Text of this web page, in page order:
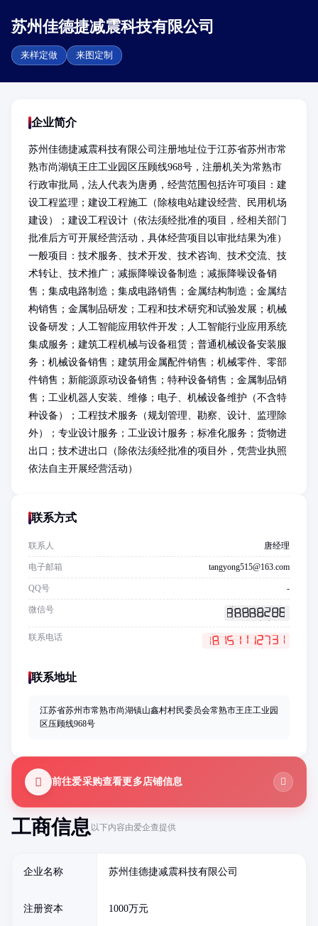
苏州佳德捷减震科技有限公司
来样定做 来图定制
工商信息以下内容由爱企查提供
企业名称 苏州佳德捷减震科技有限公司
注册资本 1000万元
企业简介
苏州佳德捷减震科技有限公司注册地址位于江苏省苏州市常
熟市尚湖镇王庄工业园区压顾线968号，注册机关为常熟市
行政审批局，法人代表为唐勇，经营范围包括许可项目：建
设工程监理；建设工程施工（除核电站建设经营、民用机场
建设）；建设工程设计（依法须经批准的项目，经相关部门
批准后方可开展经营活动，具体经营项目以审批结果为准）
一般项目：技术服务、技术开发、技术咨询、技术交流、技
术转让、技术推广；减振降噪设备制造；减振降噪设备销
售；集成电路制造；集成电路销售；金属结构制造；金属结
构销售；金属制品研发；工程和技术研究和试验发展；机械
设备研发；人工智能应用软件开发；人工智能行业应用系统
集成服务；建筑工程机械与设备租赁；普通机械设备安装服
务；机械设备销售；建筑用金属配件销售；机械零件、零部
件销售；新能源原动设备销售；特种设备销售；金属制品销
售；工业机器人安装、维修；电子、机械设备维护（不含特
种设备）；工程技术服务（规划管理、勘察、设计、监理除
外）；专业设计服务；工业设计服务；标准化服务；货物进
出口；技术进出口（除依法须经批准的项目外，凭营业执照
依法自主开展经营活动）
联系方式
联系人 唐经理
电子邮箱 tangyong515@163.com
QQ号 -
微信号
联系电话
联系地址
江苏省苏州市常熟市尚湖镇山鑫村村民委员会常熟市王庄工业园
区压顾线968号
前往爱采购查看更多店铺信息